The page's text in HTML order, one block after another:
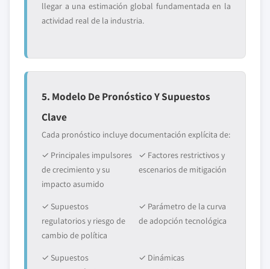
llegar a una estimación global fundamentada en la
actividad real de la industria.
5. Modelo De Pronóstico Y Supuestos
Clave
Cada pronóstico incluye documentación explícita de:
✓ Principales impulsores
de crecimiento y su
impacto asumido
✓ Factores restrictivos y
escenarios de mitigación
✓ Supuestos
regulatorios y riesgo de
cambio de política
✓ Parámetro de la curva
de adopción tecnológica
✓ Supuestos
✓ Dinámicas